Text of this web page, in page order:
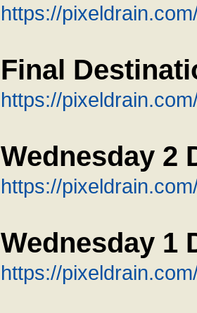
https://
Final
https://
Wednesday 2
https://
Wednesday 1
https://